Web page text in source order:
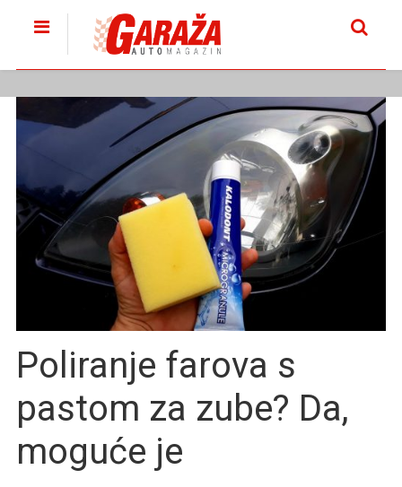
Poliranje farova s
pastom za zube? Da,
moguće je